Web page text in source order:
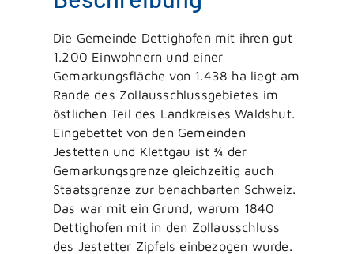
Die Gemeinde Dettighofen mit ihren gut
1.200 Einwohnern und einer
Gemarkungsfläche von 1.438 ha liegt am
Rande des Zollausschlussgebietes im
östlichen Teil des Landkreises Waldshut.
Eingebettet von den Gemeinden
Jestetten und Klettgau ist ¾ der
Gemarkungsgrenze gleichzeitig auch
Staatsgrenze zur benachbarten Schweiz.
Das war mit ein Grund, warum 1840
Dettighofen mit in den Zollausschluss
des Jestetter Zipfels einbezogen wurde.